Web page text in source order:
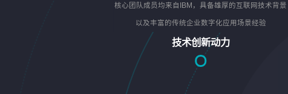
核心团队成员均来自IBM，具备雄厚的互联网技术背景
以及丰富的传统企业数字化应用场景经验
技术创新动力